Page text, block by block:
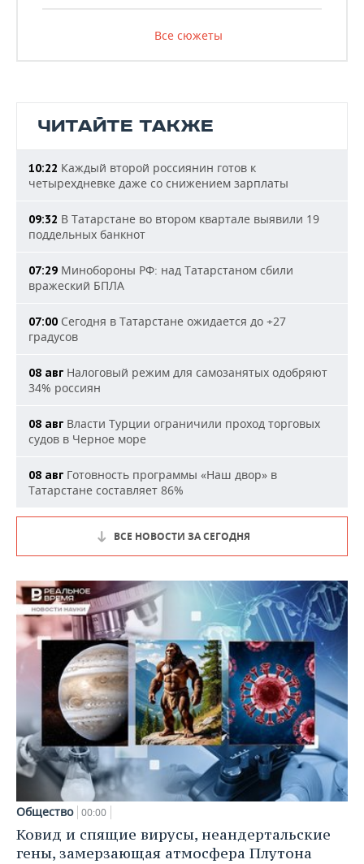
Все сюжеты
ЧИТАЙТЕ ТАКЖЕ
10:22 Каждый второй россиянин готов к
четырехдневке даже со снижением зарплаты
09:32 В Татарстане во втором квартале выявили 19
поддельных банкнот
07:29 Минобороны РФ: над Татарстаном сбили
вражеский БПЛА
07:00 Сегодня в Татарстане ожидается до +27
градусов
08 авг Налоговый режим для самозанятых одобряют
34% россиян
08 авг Власти Турции ограничили проход торговых
судов в Черное море
08 авг Готовность программы «Наш двор» в
Татарстане составляет 86%
ВСЕ НОВОСТИ ЗА СЕГОДНЯ
Общество 00:00
Ковид и спящие вирусы, неандертальские
гены, замерзающая атмосфера Плутона